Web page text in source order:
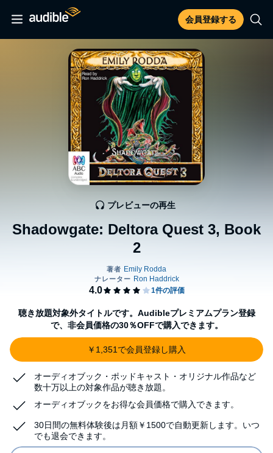
会員登録する
Shadowgate: Deltora Quest 3, Book
2
プレビューの再生
聴き放題対象外タイトルです。Audibleプレミアムプラン登録
で、非会員価格の30％OFFで購入できます。
￥1,351で会員登録し購入
オーディオブック・ポッドキャスト・オリジナル作品など
数十万以上の対象作品が聴き放題。
オーディオブックをお得な会員価格で購入できます。
30日間の無料体験後は月額￥1500で自動更新します。いつ
でも退会できます。